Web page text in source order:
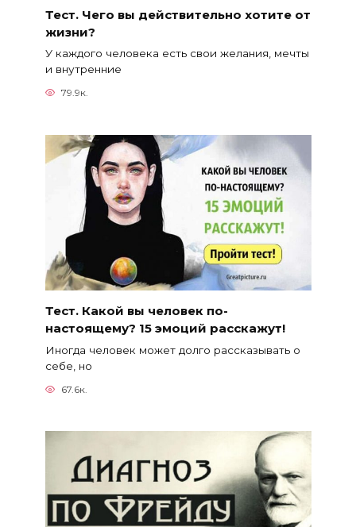
Тест. Чего вы действительно хотите от
жизни?
У каждого человека есть свои желания, мечты
и внутренние
79.9к.
Тест. Какой вы человек по-
настоящему? 15 эмоций расскажут!
Иногда человек может долго рассказывать о
себе, но
67.6к.